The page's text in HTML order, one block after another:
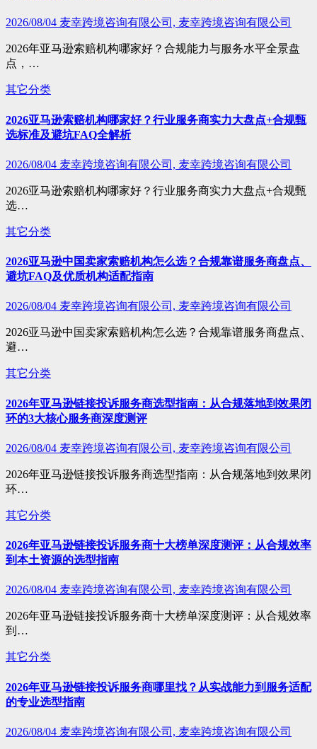
2026/08/04 麦幸跨境咨询有限公司, 麦幸跨境咨询有限公司
2026年亚马逊索赔机构哪家好？合规能力与服务水平全景盘
点，…
其它分类
2026亚马逊索赔机构哪家好？行业服务商实力大盘点+合规甄
选标准及避坑FAQ全解析
2026/08/04 麦幸跨境咨询有限公司, 麦幸跨境咨询有限公司
2026亚马逊索赔机构哪家好？行业服务商实力大盘点+合规甄
选…
其它分类
2026亚马逊中国卖家索赔机构怎么选？合规靠谱服务商盘点、
避坑FAQ及优质机构适配指南
2026/08/04 麦幸跨境咨询有限公司, 麦幸跨境咨询有限公司
2026亚马逊中国卖家索赔机构怎么选？合规靠谱服务商盘点、
避…
其它分类
2026年亚马逊链接投诉服务商选型指南：从合规落地到效果闭
环的3大核心服务商深度测评
2026/08/04 麦幸跨境咨询有限公司, 麦幸跨境咨询有限公司
2026年亚马逊链接投诉服务商选型指南：从合规落地到效果闭
环…
其它分类
2026年亚马逊链接投诉服务商十大榜单深度测评：从合规效率
到本土资源的选型指南
2026/08/04 麦幸跨境咨询有限公司, 麦幸跨境咨询有限公司
2026年亚马逊链接投诉服务商十大榜单深度测评：从合规效率
到…
其它分类
2026年亚马逊链接投诉服务商哪里找？从实战能力到服务适配
的专业选型指南
2026/08/04 麦幸跨境咨询有限公司, 麦幸跨境咨询有限公司